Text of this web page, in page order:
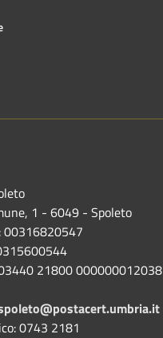
1 - 6049 - Spoleto
00316820547
21800 000000012038
0743 2181